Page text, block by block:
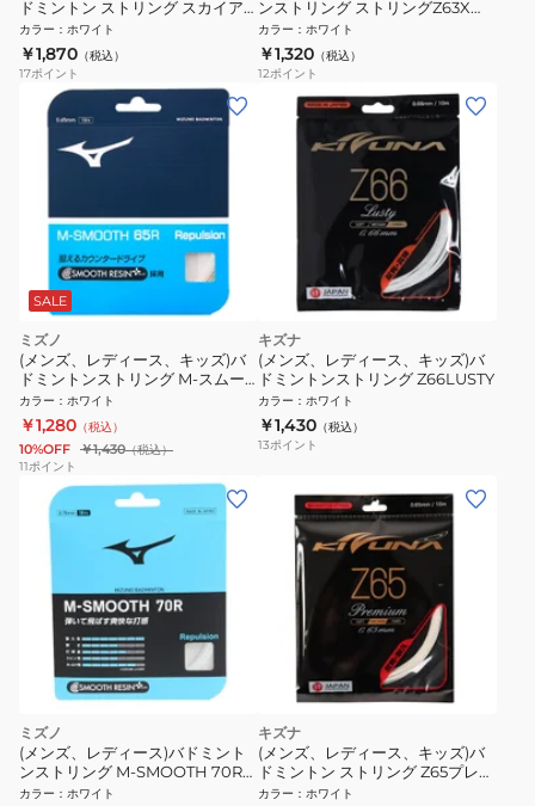
ドミントン ストリング スカイア
ーク BGSKY-011
カラー ： ホワイト
￥1,870 （税込）
17ポイント
ンストリング ストリングZ63X
WH 4573282446645
カラー ： ホワイト
￥1,320 （税込）
12ポイント
SALE
ミズノ
(メンズ、レディース、キッズ)バ
ドミントンストリング M-スムー
ス 65R 73JGA24001
カラー ： ホワイト
￥1,280 （税込）
10%OFF ￥1,430（税込）
11ポイント
キズナ
(メンズ、レディース、キッズ)バ
ドミントンストリング Z66LUSTY
カラー ： ホワイト
￥1,430 （税込）
13ポイント
ミズノ
(メンズ、レディース)バドミント
ンストリング M-SMOOTH 70R
73JGA66001
カラー ： ホワイト
キズナ
(メンズ、レディース、キッズ)バ
ドミントン ストリング Z65プレミ
アム WHT
カラー ： ホワイト